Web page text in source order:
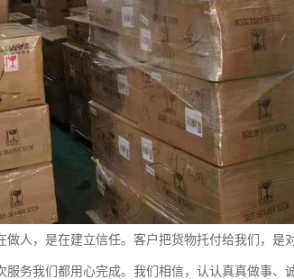
人，是在建立信任。客户把货物托付给我们，是
务我们都用心完成。我们相信，认认真真做事、